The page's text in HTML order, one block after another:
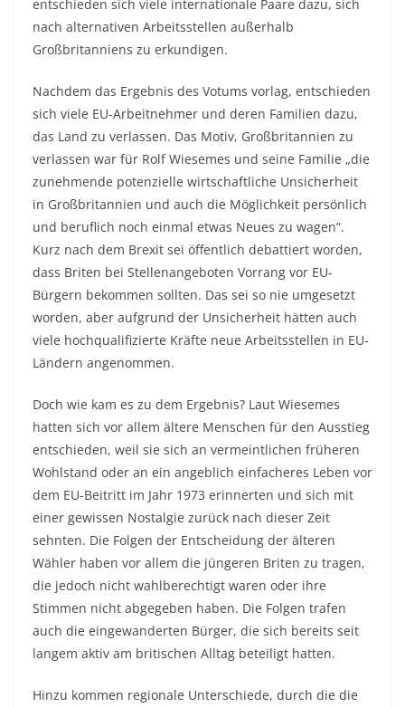
entschieden sich viele internationale Paare dazu, sich
nach alternativen Arbeitsstellen außerhalb
Großbritanniens zu erkundigen.
Nachdem das Ergebnis des Votums vorlag, entschieden
sich viele EU-Arbeitnehmer und deren Familien dazu,
das Land zu verlassen. Das Motiv, Großbritannien zu
verlassen war für Rolf Wiesemes und seine Familie „die
zunehmende potenzielle wirtschaftliche Unsicherheit
in Großbritannien und auch die Möglichkeit persönlich
und beruflich noch einmal etwas Neues zu wagen”.
Kurz nach dem Brexit sei öffentlich debattiert worden,
dass Briten bei Stellenangeboten Vorrang vor EU-
Bürgern bekommen sollten. Das sei so nie umgesetzt
worden, aber aufgrund der Unsicherheit hätten auch
viele hochqualifizierte Kräfte neue Arbeitsstellen in EU-
Ländern angenommen.
Doch wie kam es zu dem Ergebnis? Laut Wiesemes
hatten sich vor allem ältere Menschen für den Ausstieg
entschieden, weil sie sich an vermeintlichen früheren
Wohlstand oder an ein angeblich einfacheres Leben vor
dem EU-Beitritt im Jahr 1973 erinnerten und sich mit
einer gewissen Nostalgie zurück nach dieser Zeit
sehnten. Die Folgen der Entscheidung der älteren
Wähler haben vor allem die jüngeren Briten zu tragen,
die jedoch nicht wahlberechtigt waren oder ihre
Stimmen nicht abgegeben haben. Die Folgen trafen
auch die eingewanderten Bürger, die sich bereits seit
langem aktiv am britischen Alltag beteiligt hatten.
Hinzu kommen regionale Unterschiede, durch die die